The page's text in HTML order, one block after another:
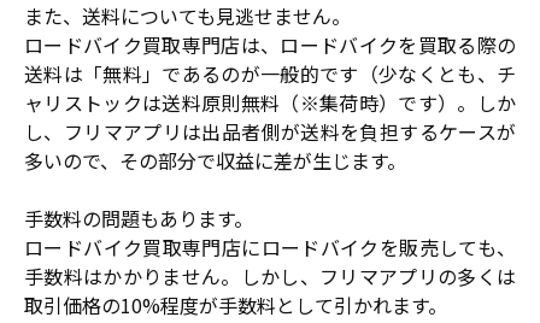
また、送料についても見逃せません。
ロードバイク買取専門店は、ロードバイクを買取る際の
送料は「無料」であるのが一般的です（少なくとも、チ
ャリストックは送料原則無料（※集荷時）です）。しか
し、フリマアプリは出品者側が送料を負担するケースが
多いので、その部分で収益に差が生じます。
手数料の問題もあります。
ロードバイク買取専門店にロードバイクを販売しても、
手数料はかかりません。しかし、フリマアプリの多くは
取引価格の10%程度が手数料として引かれます。